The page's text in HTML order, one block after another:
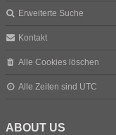
Erweiterte Suche
Kontakt
Alle Cookies löschen
Alle Zeiten sind UTC
ABOUT US